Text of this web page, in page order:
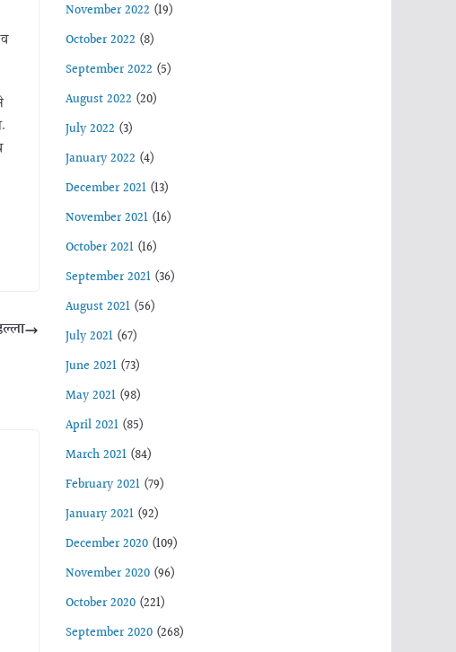
November 2022 (19)
October 2022 (8)
September 2022 (5)
August 2022 (20)
July 2022 (3)
January 2022 (4)
December 2021 (13)
November 2021 (16)
October 2021 (16)
September 2021 (36)
August 2021 (56)
July 2021 (67)
June 2021 (73)
May 2021 (98)
April 2021 (85)
March 2021 (84)
February 2021 (79)
January 2021 (92)
December 2020 (109)
November 2020 (96)
October 2020 (221)
September 2020 (268)